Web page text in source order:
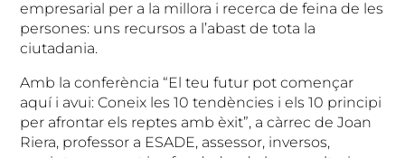
empresarial per a la millora i recerca de feina de les
persones: uns recursos a l’abast de tota la
ciutadania.
Amb la conferència “El teu futur pot començar
aquí i avui: Coneix les 10 tendències i els 10 principi
per afrontar els reptes amb èxit”, a càrrec de Joan
Riera, professor a ESADE, assessor, inversos,